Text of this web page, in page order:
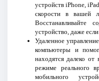
устройств iPhone,
скорости в вашей
устройство, даже
Удаленное
компьютеры и
находятся далеко от
режиме реального
мобильного